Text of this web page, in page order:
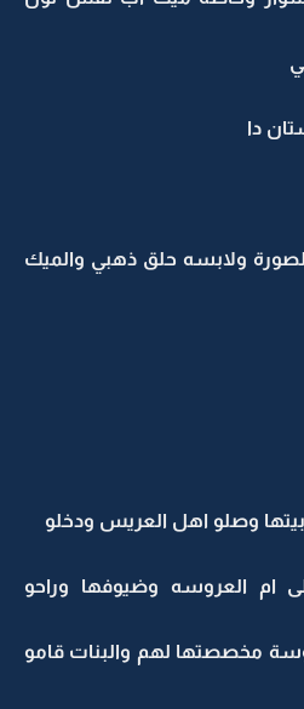
دا
ولابسه حلق ذهبي والميك
وصلو اهل العريس ودخلو
ام العروسه وضيوفها وراحو
مخصصتها لهم والبنات قامو